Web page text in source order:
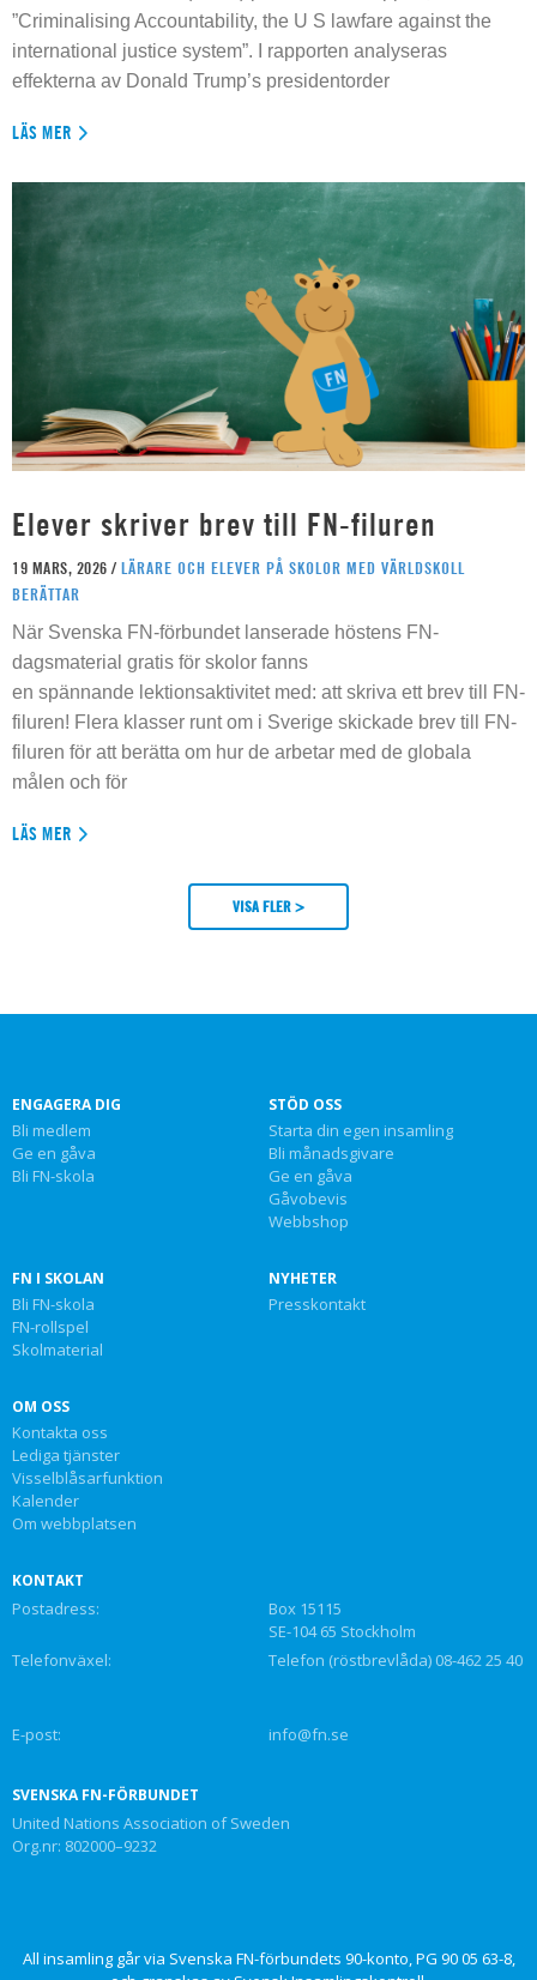
”Criminalising Accountability, the U S lawfare against the
international justice system”. I rapporten analyseras
effekterna av Donald Trump’s presidentorder
LÄS MER
Elever skriver brev till FN-filuren
19 MARS, 2026 / LÄRARE OCH ELEVER PÅ SKOLOR MED VÄRLDSKOLL
BERÄTTAR
När Svenska FN-förbundet lanserade höstens FN-
dagsmaterial gratis för skolor fanns
en spännande lektionsaktivitet med: att skriva ett brev till FN-
filuren! Flera klasser runt om i Sverige skickade brev till FN-
filuren för att berätta om hur de arbetar med de globala
målen och för
LÄS MER
VISA FLER >
ENGAGERA DIG
Bli medlem
Ge en gåva
Bli FN-skola
STÖD OSS
Starta din egen insamling
Bli månadsgivare
Ge en gåva
Gåvobevis
Webbshop
FN I SKOLAN
Bli FN-skola
FN-rollspel
Skolmaterial
NYHETER
Presskontakt
OM OSS
Kontakta oss
Lediga tjänster
Visselblåsarfunktion
Kalender
Om webbplatsen
KONTAKT
Postadress:
Box 15115
SE-104 65 Stockholm
Telefonväxel:
Telefon (röstbrevlåda) 08-462 25 40
E-post: info@fn.se
SVENSKA FN-FÖRBUNDET
United Nations Association of Sweden
Org.nr: 802000–9232
All insamling går via Svenska FN-förbundets 90-konto, PG 90 05 63-8,